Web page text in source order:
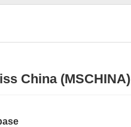
China (MSCHINA)